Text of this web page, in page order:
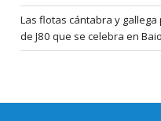
Las flotas cántabra y
de J80 que se celebra en